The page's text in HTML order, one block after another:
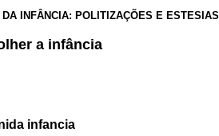
INFÂNCIA: POLITIZAÇÕES E ESTESIAS
a infância
infancia